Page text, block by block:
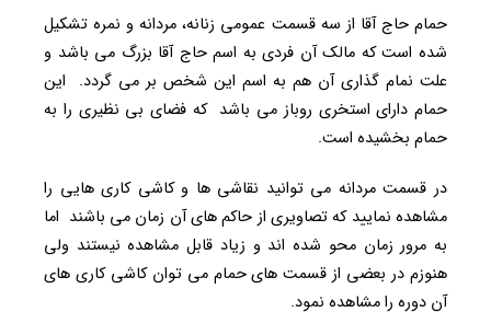
حمام حاج آقا از سه قسمت عمومی زنانه، مردانه و نمره تشکیل
شده است که مالک آن فردی به اسم حاج آقا بزرگ می باشد و
علت نمام گذاری آن هم به اسم این شخص بر می گردد. این
حمام دارای استخری روباز می باشد که فضای بی نظیری را به
حمام بخشیده است.
در قسمت مردانه می توانید نقاشی ها و کاشی کاری هایی را
مشاهده نمایید که تصاویری از حاکم های آن زمان می باشند اما
به مرور زمان محو شده اند و زیاد قابل مشاهده نیستند ولی
هنوزم در بعضی از قسمت های حمام می توان کاشی کاری های
آن دوره را مشاهده نمود.